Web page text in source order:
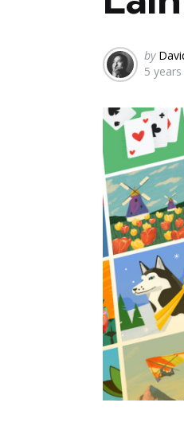
Posted
by
by
5